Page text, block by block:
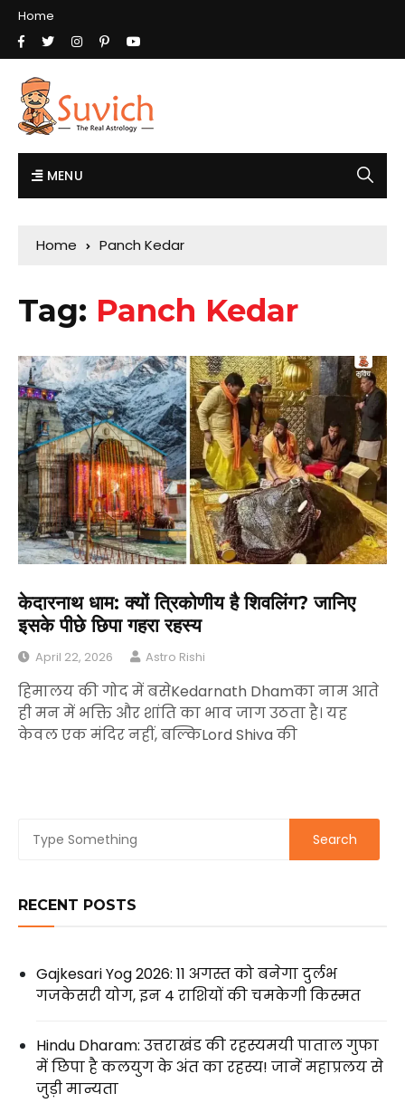
Home
MENU
Home Panch Kedar
Tag: Panch Kedar
केदारनाथ धाम: क्यों त्रिकोणीय है शिवलिंग? जानिए
इसके पीछे छिपा गहरा रहस्य
April 22, 2026 Astro Rishi
हिमालय की गोद में बसेKedarnath Dhamका नाम आते
ही मन में भक्ति और शांति का भाव जाग उठता है। यह
केवल एक मंदिर नहीं, बल्किLord Shiva की
RECENT POSTS
Gajkesari Yog 2026: 11 अगस्त को बनेगा दुर्लभ
गजकेसरी योग, इन 4 राशियों की चमकेगी किस्मत
Hindu Dharam: उत्तराखंड की रहस्यमयी पाताल गुफा
में छिपा है कलयुग के अंत का रहस्य! जानें महाप्रलय से
जुड़ी मान्यता